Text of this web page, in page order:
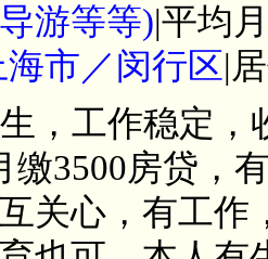
游等等)|平均
市／闵行区|
，工作稳定
缴3500房贷，
关心，有工作